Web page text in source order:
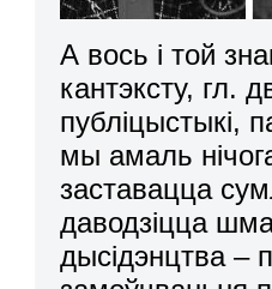
А вось і той
кантэксту, гл.
публіцыстыкі,
мы амаль
заставацца
даводзіцца
дысідэнцтва –